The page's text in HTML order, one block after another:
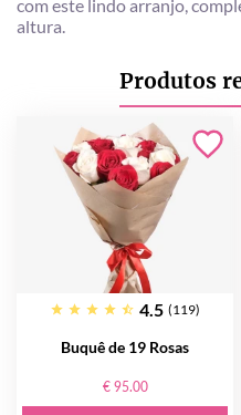
com este lindo arranjo,
altura.
Produtos
4.5 (119)
Buquê de 19 Rosas
€ 95.00